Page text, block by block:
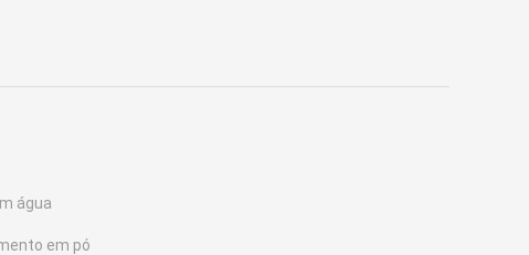
água
em pó